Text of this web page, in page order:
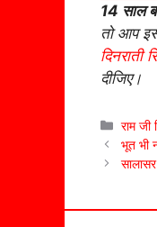
14 साल
तो आप
दिनराती
दीजिए।
राम जी
भूत भी